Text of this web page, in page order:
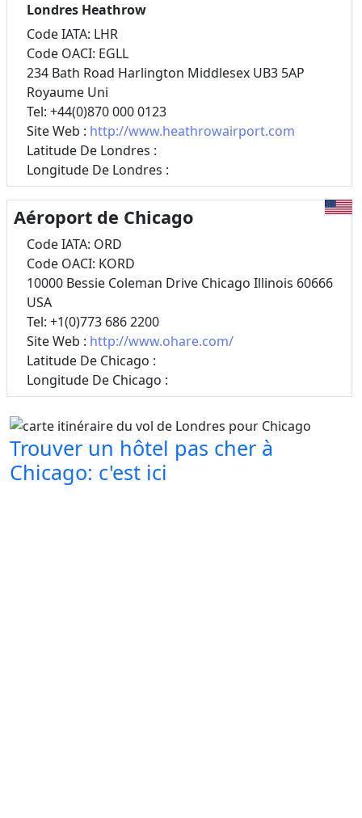
Londres Heathrow
Code IATA: LHR
Code OACI: EGLL
234 Bath Road Harlington Middlesex UB3 5AP
Royaume Uni
Tel: +44(0)870 000 0123
Site Web : http://www.heathrowairport.com
Latitude De Londres :
Longitude De Londres :
Aéroport de Chicago
Code IATA: ORD
Code OACI: KORD
10000 Bessie Coleman Drive Chicago Illinois 60666
USA
Tel: +1(0)773 686 2200
Site Web : http://www.ohare.com/
Latitude De Chicago :
Longitude De Chicago :
Trouver un hôtel pas cher à
Chicago: c'est ici